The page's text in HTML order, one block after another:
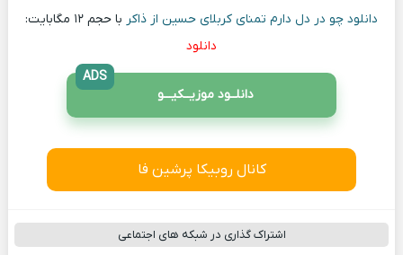
دانلود چو در دل دارم تمنای کربلای حسین از ذاکر با حجم ۱۲ مگابایت:
دانلود
دانلــود موزیــکیـــو
ADS
کانال روبیکا پرشین فا
اشتراک گذاری در شبکه های اجتماعی